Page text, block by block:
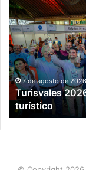
2026
recebe
1200
profissionais
do
trade
turístico
7 de agosto de 2026
Turisvales
turístico